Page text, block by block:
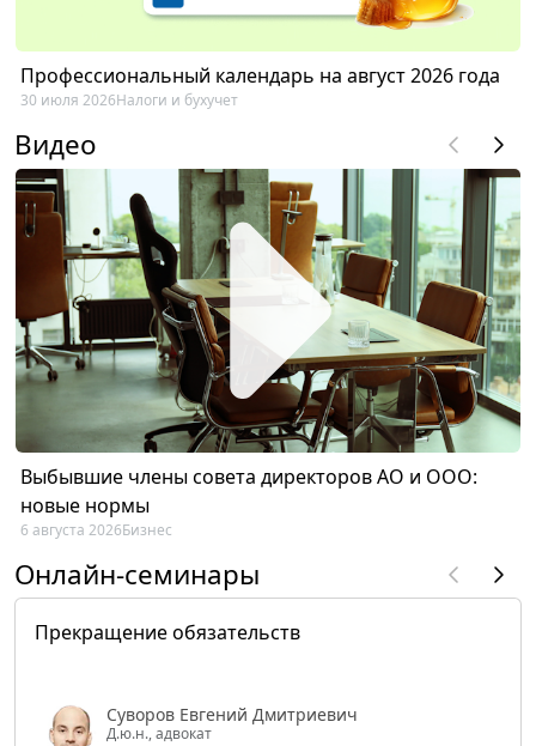
Профессиональный календарь на август 2026 года
30 июля 2026Налоги и бухучет
Видео
Выбывшие члены совета директоров АО и ООО:
новые нормы
6 августа 2026Бизнес
Онлайн-семинары
Прекращение обязательств
Суворов Евгений Дмитриевич
Д.ю.н., адвокат